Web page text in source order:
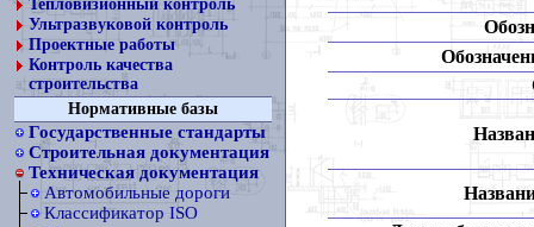
Тепловизионный контроль
Ультразвуковой контроль
Проектные работы
Контроль качества
строительства
Нормативные базы
Государственные стандарты
Строительная документация
Техническая документация
Автомобильные дороги
Классификатор ISO